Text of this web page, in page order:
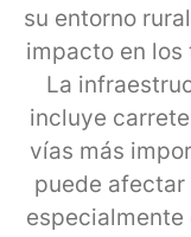
su entorno
impacto en los
La
incluye
vías más
puede
especialmente